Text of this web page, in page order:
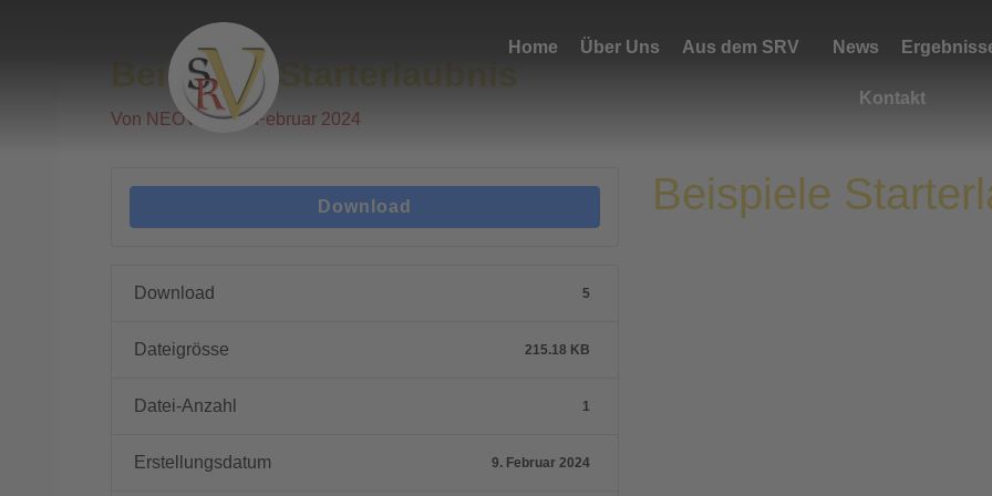
Home Über Uns Aus dem SRV News
Kontakt
Beispiele Starterlaubnis
Von NEOVER/9. Februar 2024
Download
Download 5
Dateigrösse 215.18 KB
Datei-Anzahl 1
Erstellungsdatum 9. Februar 2024
Beispiele